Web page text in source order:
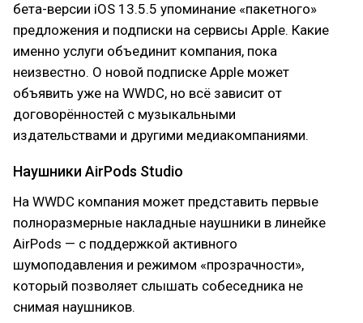
бета-версии iOS 13.5.5 упоминание «пакетного»
предложения и подписки на сервисы Apple. Какие
именно услуги объединит компания, пока
неизвестно. О новой подписке Apple может
объявить уже на WWDC, но всё зависит от
договорённостей с музыкальными
издательствами и другими медиакомпаниями.
Наушники AirPods Studio
На WWDC компания может представить первые
полноразмерные накладные наушники в линейке
AirPods — с поддержкой активного
шумоподавления и режимом «прозрачности»,
который позволяет слышать собеседника не
снимая наушников.